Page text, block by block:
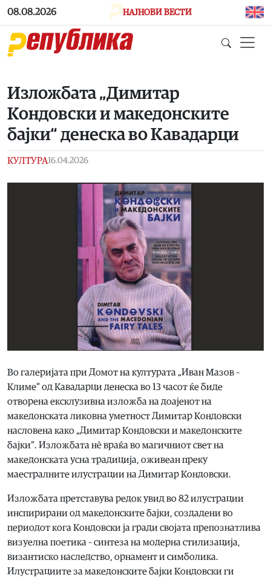
Skip to main content
08.08.2026 НАЈНОВИ ВЕСТИ
Изложбата „Димитар
Кондовски и македонските
бајки“ денеска во Кавадарци
КУЛТУРА16.04.2026
Во галеријата при Домот на културата „Иван Мазов –
Климе“ од Кавадарци денеска во 13 часот ќе биде
отворена ексклузивна изложба на доајенот на
македонската ликовна уметност Димитар Кондовски
насловена како „Димитар Кондовски и македонските
бајки“. Изложбата нè враќа во магичниот свет на
македонската усна традиција, оживеан преку
маестралните илустрации на Димитар Кондовски.
Изложбата претставува редок увид во 82 илустрации
инспирирани од македонските бајки, создадени во
периодот кога Кондовски ја гради својата препознатлива
визуелна поетика – синтеза на модерна стилизација,
византиско наследство, орнамент и симболика.
Илустрациите за македонските бајки Кондовски ги